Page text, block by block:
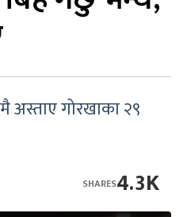
अस्ताए गोरखाका २९
4.3K
SHARES